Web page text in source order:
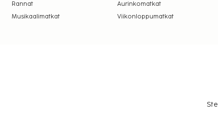
Rannat Aurinkomatkat
Musikaalimatkat
Viikonloppumatkat